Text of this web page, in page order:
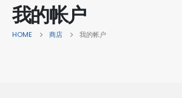
我的帐户
HOME 商店 我的帐户